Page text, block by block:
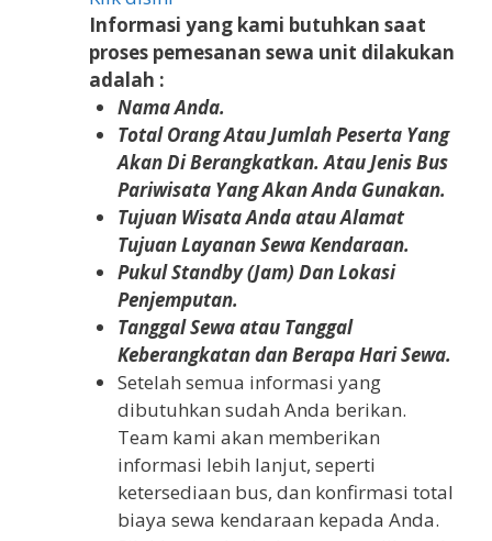
Informasi yang kami butuhkan saat
proses pemesanan sewa unit dilakukan
adalah :
Nama Anda.
Total Orang Atau Jumlah Peserta Yang
Akan Di Berangkatkan. Atau Jenis Bus
Pariwisata Yang Akan Anda Gunakan.
Tujuan Wisata Anda atau Alamat
Tujuan Layanan Sewa Kendaraan.
Pukul Standby (Jam) Dan Lokasi
Penjemputan.
Tanggal Sewa atau Tanggal
Keberangkatan dan Berapa Hari Sewa.
Setelah semua informasi yang
dibutuhkan sudah Anda berikan.
Team kami akan memberikan
informasi lebih lanjut, seperti
ketersediaan bus, dan konfirmasi total
biaya sewa kendaraan kepada Anda.